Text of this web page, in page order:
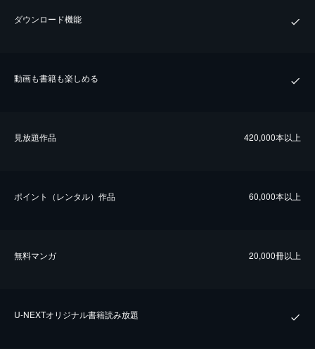
ダウンロード機能
動画も書籍も楽しめる
⾒放題作品 420,000本以上
ポイント（レンタル）作品 60,000本以上
無料マンガ 20,000冊以上
U-NEXTオリジナル書籍読み放題